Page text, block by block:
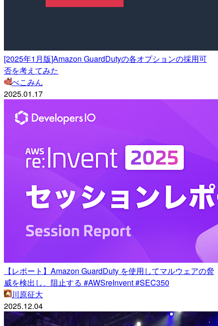
[2025年1月版]Amazon GuardDutyの各オプションの採用可
否を考えてみた
べこみん
2025.01.17
【レポート】Amazon GuardDuty を使用してマルウェアの脅
威を検出し、阻止する #AWSreInvent #SEC350
川原征大
2025.12.04